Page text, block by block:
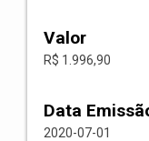
Valor
R$ 1.996,90
Data
2020-07-01